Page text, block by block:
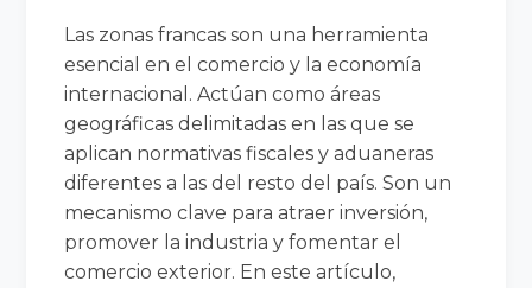
Las zonas francas son una herramienta
esencial en el comercio y la economía
internacional. Actúan como áreas
geográficas delimitadas en las que se
aplican normativas fiscales y aduaneras
diferentes a las del resto del país. Son un
mecanismo clave para atraer inversión,
promover la industria y fomentar el
comercio exterior. En este artículo,